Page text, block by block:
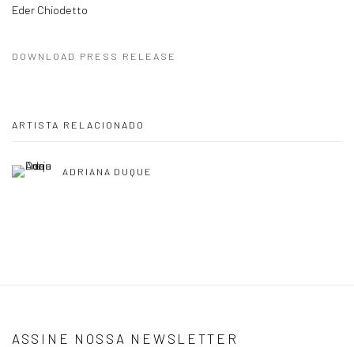
Eder Chiodetto
DOWNLOAD PRESS RELEASE
ARTISTA RELACIONADO
ADRIANA DUQUE
ASSINE NOSSA NEWSLETTER